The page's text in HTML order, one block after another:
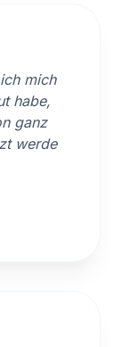
mich
habe,
ganz
werde